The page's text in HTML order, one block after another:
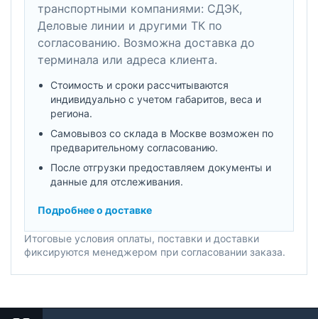
транспортными компаниями: СДЭК,
Деловые линии и другими ТК по
согласованию. Возможна доставка до
терминала или адреса клиента.
Стоимость и сроки рассчитываются
индивидуально с учетом габаритов, веса и
региона.
Самовывоз со склада в Москве возможен по
предварительному согласованию.
После отгрузки предоставляем документы и
данные для отслеживания.
Подробнее о доставке
Итоговые условия оплаты, поставки и доставки
фиксируются менеджером при согласовании заказа.